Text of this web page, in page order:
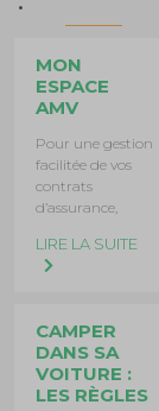
MON
ESPACE
AMV
Pour une gestion
facilitée de vos
contrats
d’assurance,
LIRE LA SUITE
CAMPER
DANS SA
VOITURE :
LES RÈGLES